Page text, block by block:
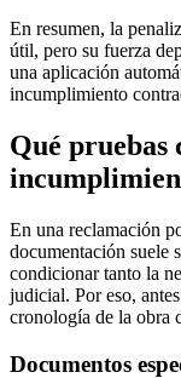
En resumen, la
útil, pero su fuerza
una aplicación
incumplimiento
Qué pruebas
En una reclamación
documentación suele
condicionar tanto la
judicial. Por eso,
cronología de la obra
Documentos